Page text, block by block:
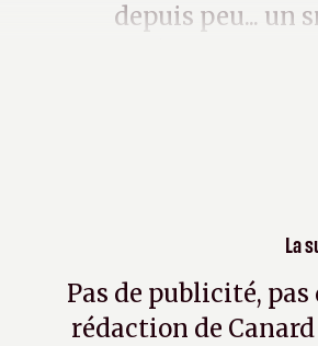
depuis peu... un
La
Pas de publicité,
rédaction de